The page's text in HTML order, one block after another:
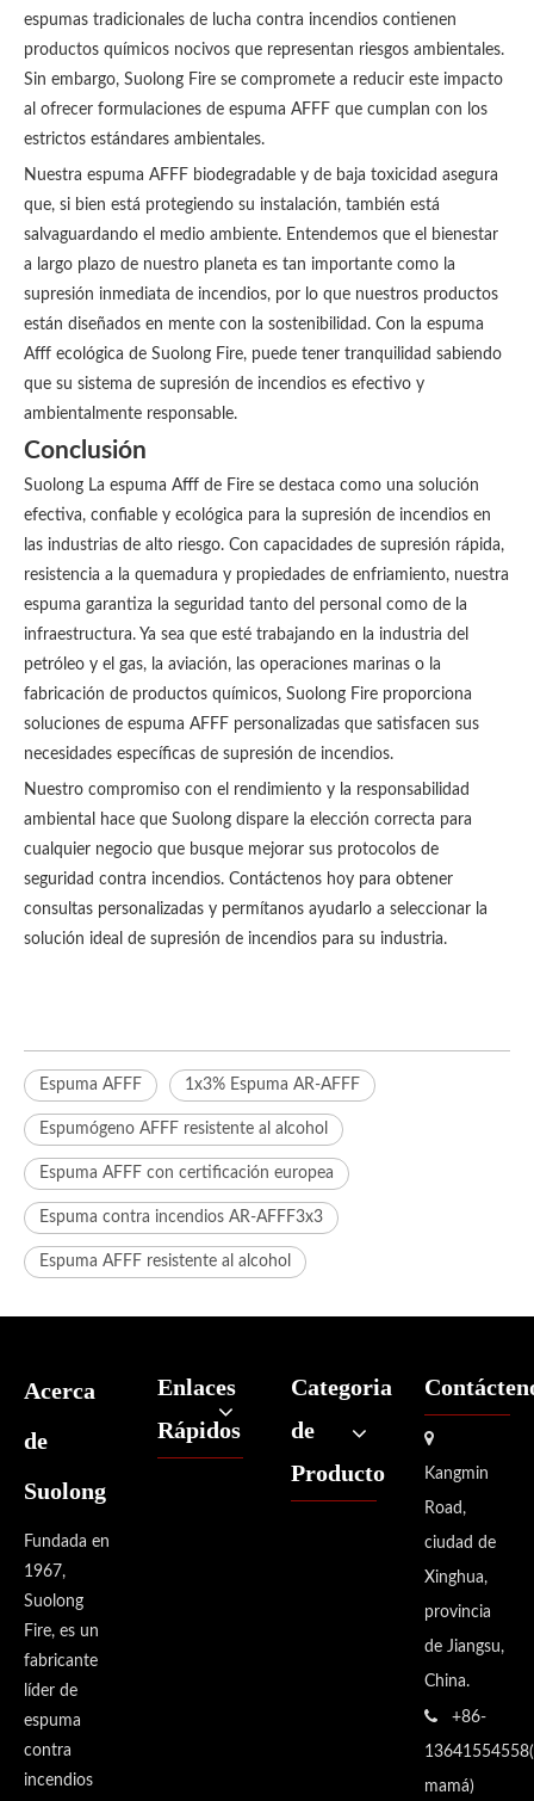
espumas tradicionales de lucha contra incendios contienen
productos químicos nocivos que representan riesgos ambientales.
Sin embargo, Suolong Fire se compromete a reducir este impacto
al ofrecer formulaciones de espuma AFFF que cumplan con los
estrictos estándares ambientales.
Nuestra espuma AFFF biodegradable y de baja toxicidad asegura
que, si bien está protegiendo su instalación, también está
salvaguardando el medio ambiente. Entendemos que el bienestar
a largo plazo de nuestro planeta es tan importante como la
supresión inmediata de incendios, por lo que nuestros productos
están diseñados en mente con la sostenibilidad. Con la espuma
Afff ecológica de Suolong Fire, puede tener tranquilidad sabiendo
que su sistema de supresión de incendios es efectivo y
ambientalmente responsable.
Conclusión
Suolong La espuma Afff de Fire se destaca como una solución
efectiva, confiable y ecológica para la supresión de incendios en
las industrias de alto riesgo. Con capacidades de supresión rápida,
resistencia a la quemadura y propiedades de enfriamiento, nuestra
espuma garantiza la seguridad tanto del personal como de la
infraestructura. Ya sea que esté trabajando en la industria del
petróleo y el gas, la aviación, las operaciones marinas o la
fabricación de productos químicos, Suolong Fire proporciona
soluciones de espuma AFFF personalizadas que satisfacen sus
necesidades específicas de supresión de incendios.
Nuestro compromiso con el rendimiento y la responsabilidad
ambiental hace que Suolong dispare la elección correcta para
cualquier negocio que busque mejorar sus protocolos de
seguridad contra incendios. Contáctenos hoy para obtener
consultas personalizadas y permítanos ayudarlo a seleccionar la
solución ideal de supresión de incendios para su industria.
Espuma AFFF 1x3% Espuma AR-AFFF
Espumógeno AFFF resistente al alcohol
Espuma AFFF con certificación europea
Espuma contra incendios AR-AFFF3x3
Espuma AFFF resistente al alcohol
Acerca
de
Suolong
Fundada en
1967,
Suolong
Fire, es un
fabricante
líder de
espuma
contra
incendios
Enlaces
Rápidos
Categoria
de
Producto

Kangmin
Road,
ciudad de
Xinghua,
provincia
de Jiangsu,
China.
 +86-
mamá)